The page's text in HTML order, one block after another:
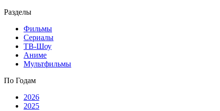
Разделы
Фильмы
Сериалы
ТВ-Шоу
Аниме
Мультфильмы
По Годам
2026
2025